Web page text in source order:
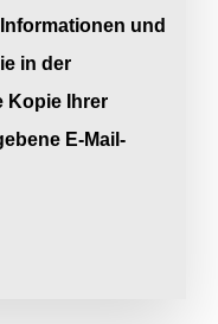
und
in der
Kopie Ihrer
E-Mail-